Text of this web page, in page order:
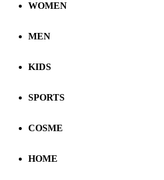
WOMEN
MEN
KIDS
SPORTS
COSME
HOME